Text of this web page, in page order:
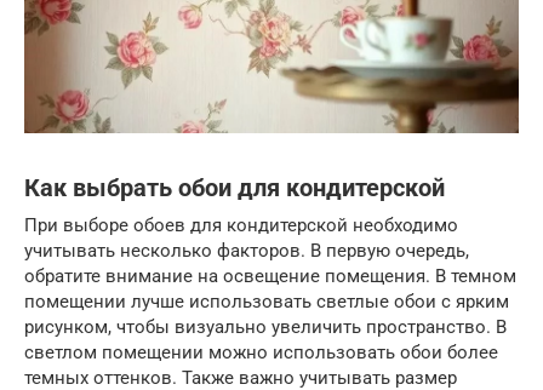
Как выбрать обои для кондитерской
При выборе обоев для кондитерской необходимо
учитывать несколько факторов. В первую очередь,
обратите внимание на освещение помещения. В темном
помещении лучше использовать светлые обои с ярким
рисунком, чтобы визуально увеличить пространство. В
светлом помещении можно использовать обои более
темных оттенков. Также важно учитывать размер